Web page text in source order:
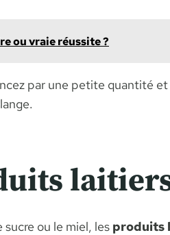
ou vraie réussite ?
par une petite quantité
ou le miel, les produits